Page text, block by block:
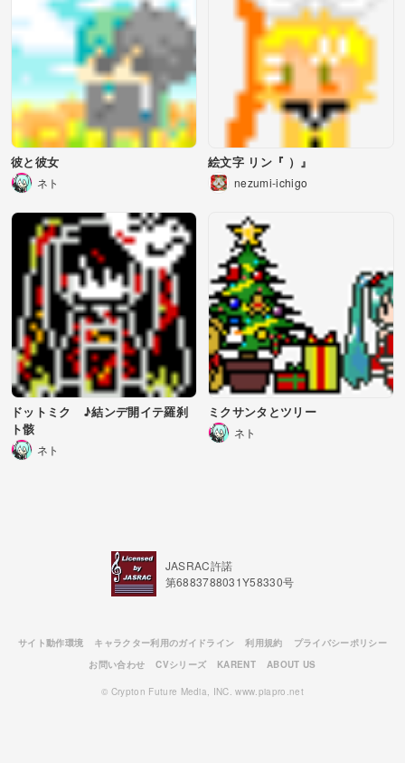
彼と彼女
ネト
絵文字 リン『 ）』
nezumi-ichigo
ドットミク ♪結ンデ開イテ羅刹
ト骸
ネト
ミクサンタとツリー
ネト
JASRAC許諾
第6883788031Y58330号
サイト動作環境 キャラクター利用のガイドライン 利用規約
プライバシーポリシー
お問い合わせ
CVシリーズ KARENT ABOUT US
© Crypton Future Media, INC. www.piapro.net